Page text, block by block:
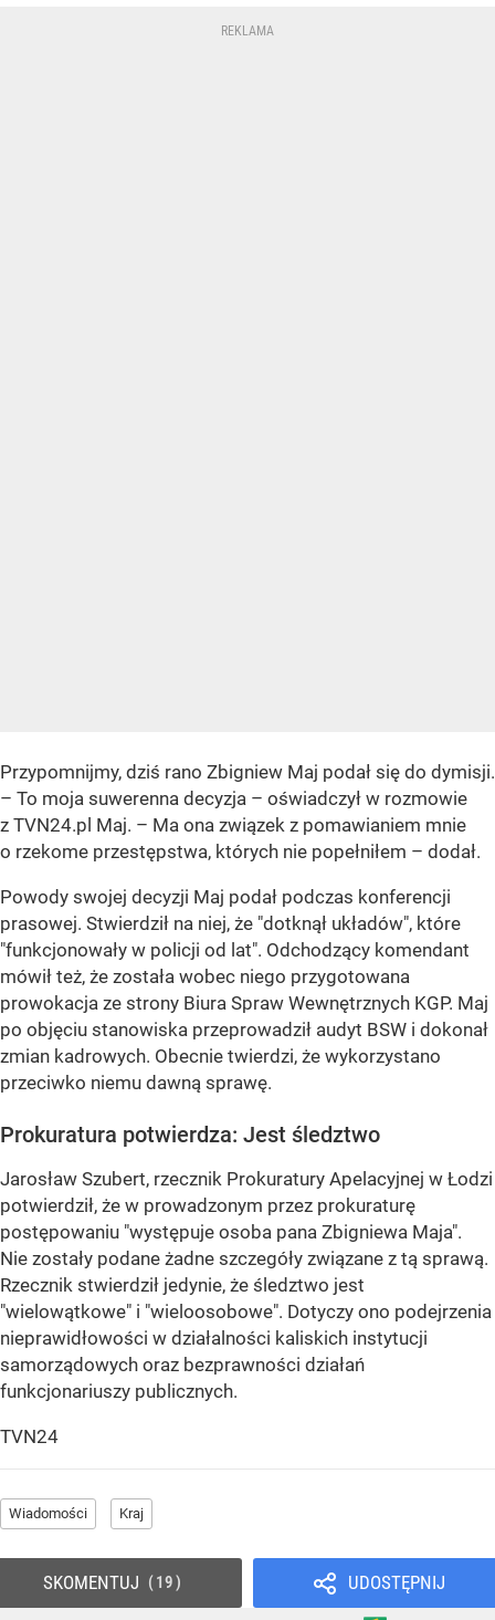
Przypomnijmy, dziś rano Zbigniew Maj podał się do dymisji.
– To moja suwerenna decyzja – oświadczył w rozmowie
z TVN24.pl Maj. – Ma ona związek z pomawianiem mnie
o rzekome przestępstwa, których nie popełniłem – dodał.
Powody swojej decyzji Maj podał podczas konferencji
prasowej. Stwierdził na niej, że "dotknął układów", które
"funkcjonowały w policji od lat". Odchodzący komendant
mówił też, że została wobec niego przygotowana
prowokacja ze strony Biura Spraw Wewnętrznych KGP. Maj
po objęciu stanowiska przeprowadził audyt BSW i dokonał
zmian kadrowych. Obecnie twierdzi, że wykorzystano
przeciwko niemu dawną sprawę.
Prokuratura potwierdza: Jest śledztwo
Jarosław Szubert, rzecznik Prokuratury Apelacyjnej w Łodzi
potwierdził, że w prowadzonym przez prokuraturę
postępowaniu "występuje osoba pana Zbigniewa Maja".
Nie zostały podane żadne szczegóły związane z tą sprawą.
Rzecznik stwierdził jedynie, że śledztwo jest
"wielowątkowe" i "wieloosobowe". Dotyczy ono podejrzenia
nieprawidłowości w działalności kaliskich instytucji
samorządowych oraz bezprawności działań
funkcjonariuszy publicznych.
TVN24
Wiadomości Kraj
UDOSTĘPNIJ
SKOMENTUJ 19